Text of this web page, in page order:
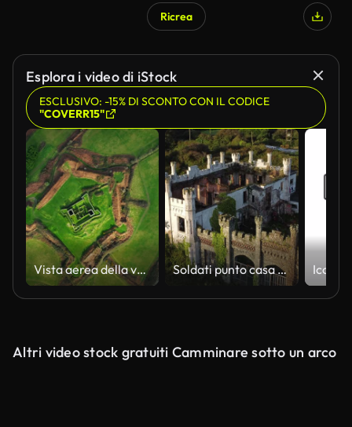
Ricrea
Esplora i video di iStock
ESCLUSIVO: -15% DI SCONTO CON IL CODICE
"COVERR15"
Vista aerea della vecchia struttura di rovina, Kinsale, rovine di James Fort Ireland, James Fort, Co. Cork, Irlanda, Vista della collina verde, Vista aerea di James Fort Kinsale Irlanda, Charles Fort Kinsale, costruzione in pietra lasciata in rovina Soldati punto casa vista aerea zoom ingrandire la tenuta vittoriana costiera vuota abbandonata di Holyhead
Altri video stock gratuiti Camminare sotto un arco